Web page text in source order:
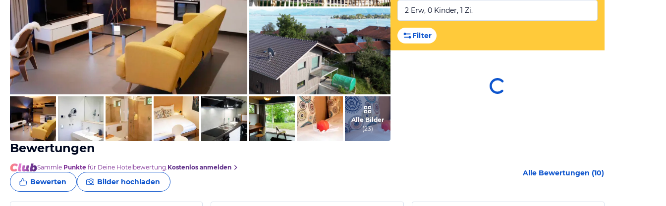
vom Hotelier, Januar 2020
vom Hotelier, September 2019
vom Hotelier, September 2023Alle Bilder
(23)
2 Erw, 0 Kinder, 1 Zi.
Filter
Bewertungen
Sammle Punkte für Deine Hotelbewertung.Kostenlos anmelden
Bewerten Bilder hochladen
Alle Bewertungen (10)